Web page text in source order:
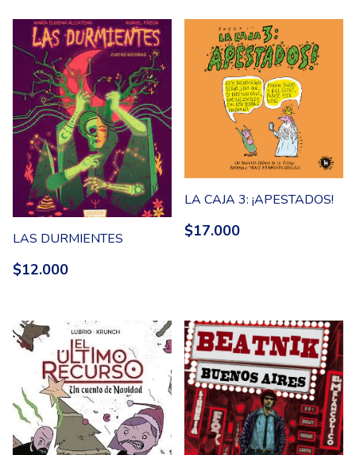
LAS DURMIENTES
$12.000
LA CAJA 3: ¡APESTADOS!
$17.000